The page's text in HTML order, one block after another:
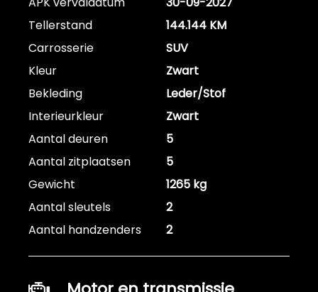
Tellerstand
144.144 KM
Carrosserie
SUV
Kleur
Zwart
Bekleding
Leder/Stof
Interieurkleur
Zwart
Aantal deuren
5
Aantal zitplaatsen
5
Gewicht
1265 kg
Aantal sleutels
2
Aantal handzenders
2